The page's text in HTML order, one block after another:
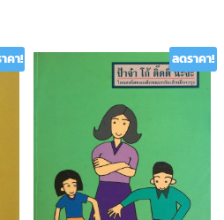
คา! ลดราคา!